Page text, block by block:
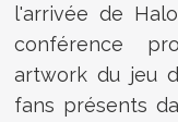
l'arrivée de
conférence
artwork du jeu
fans présents